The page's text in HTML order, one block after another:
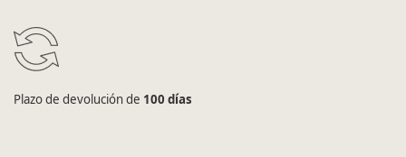
Plazo de devolución de 100 días